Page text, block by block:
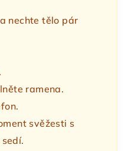
nechte tělo pár
ramena.
svěžesti s